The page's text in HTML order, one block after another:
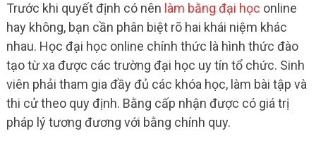
Trước khi quyết định có nên làm bằng đại học online
hay không, bạn cần phân biệt rõ hai khái niệm khác
nhau. Học đại học online chính thức là hình thức đào
tạo từ xa được các trường đại học uy tín tổ chức. Sinh
viên phải tham gia đầy đủ các khóa học, làm bài tập và
thi cử theo quy định. Bằng cấp nhận được có giá trị
pháp lý tương đương với bằng chính quy.